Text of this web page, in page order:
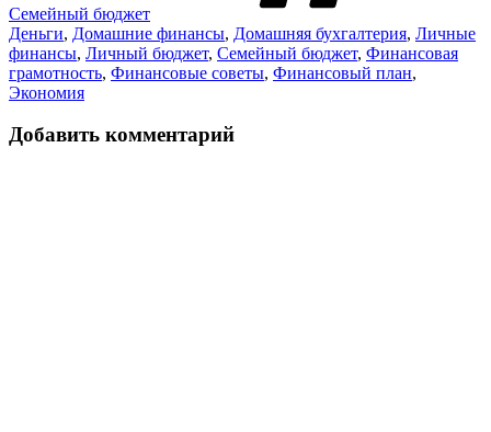
Семейный бюджет
Деньги, Домашние финансы, Домашняя бухгалтерия, Личные
финансы, Личный бюджет, Семейный бюджет, Финансовая
грамотность, Финансовые советы, Финансовый план,
Экономия
Добавить комментарий